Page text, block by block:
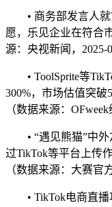
• 商务部发言人
愿，乐见企业在符合
源：央视新闻，2025-
• ToolSprite等
300%，市场估值突破
（数据来源：OFweek
• “遇见熊猫”中
过TikTok等平台上传
（数据来源：大赛官
• TikTok电商直